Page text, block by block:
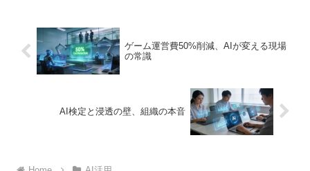
ゲーム運営費50%削減、AIが変える現場
の常識
AI検定と浸透の壁、組織の本音